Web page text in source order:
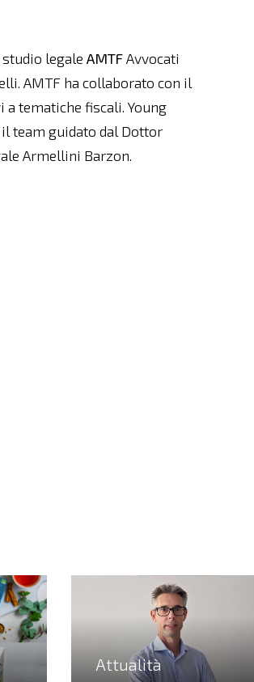
studio legaleAMTFAvvocati
AMTF ha collaborato con il
a tematiche fiscali. Young
team guidato dal Dottor
Armellini Barzon.
Attualità